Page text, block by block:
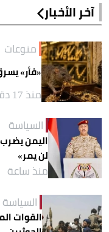
آخر الأخبار
منوعات
«فأر» يسرق
منذ 17 دقيقة
السياسة
اليمن يضرب
لن يمر»
منذ ساعة
السياسة
القوات